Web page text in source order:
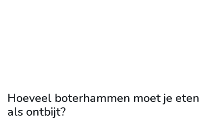
Hoeveel boterhammen moet je eten
als ontbijt?